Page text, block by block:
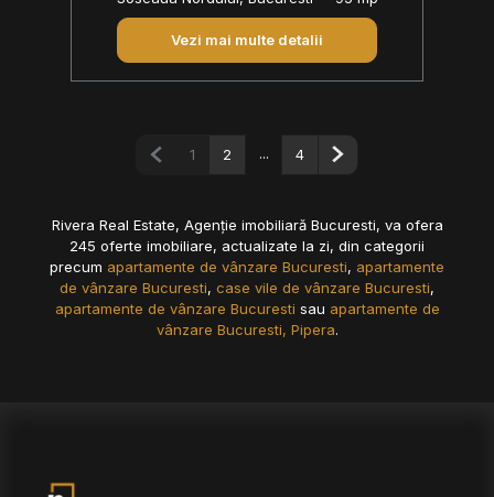
Vezi mai multe detalii
Pagina anterioară
1 2 ... 4 Pagina următoare
Rivera Real Estate, Agenție imobiliară Bucuresti, va ofera
245 oferte imobiliare, actualizate la zi, din categorii
precum apartamente de vânzare Bucuresti, apartamente
de vânzare Bucuresti, case vile de vânzare Bucuresti,
apartamente de vânzare Bucuresti sau apartamente de
vânzare Bucuresti, Pipera.